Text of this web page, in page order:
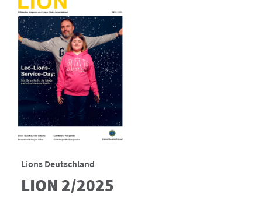
Lions Deutschland
LION 2/2025